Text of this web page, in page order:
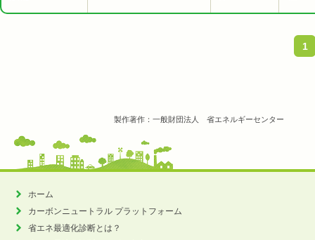
1
製作著作：一般財団法人 省エネルギーセンター
ホーム
カーボンニュートラル プラットフォーム
省エネ最適化診断とは？